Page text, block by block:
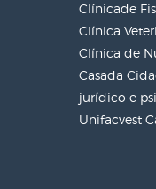
Clínicade
Clínica
Clínica de
Casada
jurídico e
Unifacvest